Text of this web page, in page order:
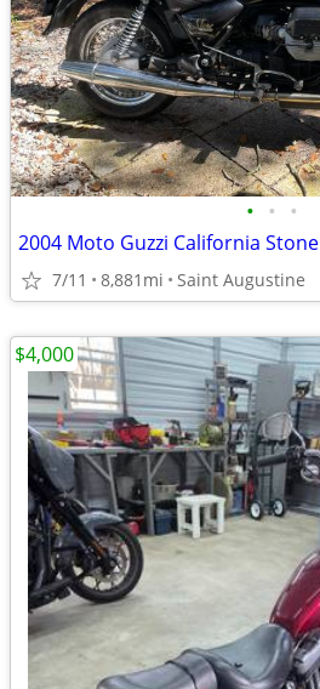
• • •
2004 Moto Guzzi California Stone
7/11 8,881mi Saint Augustine
$4,000